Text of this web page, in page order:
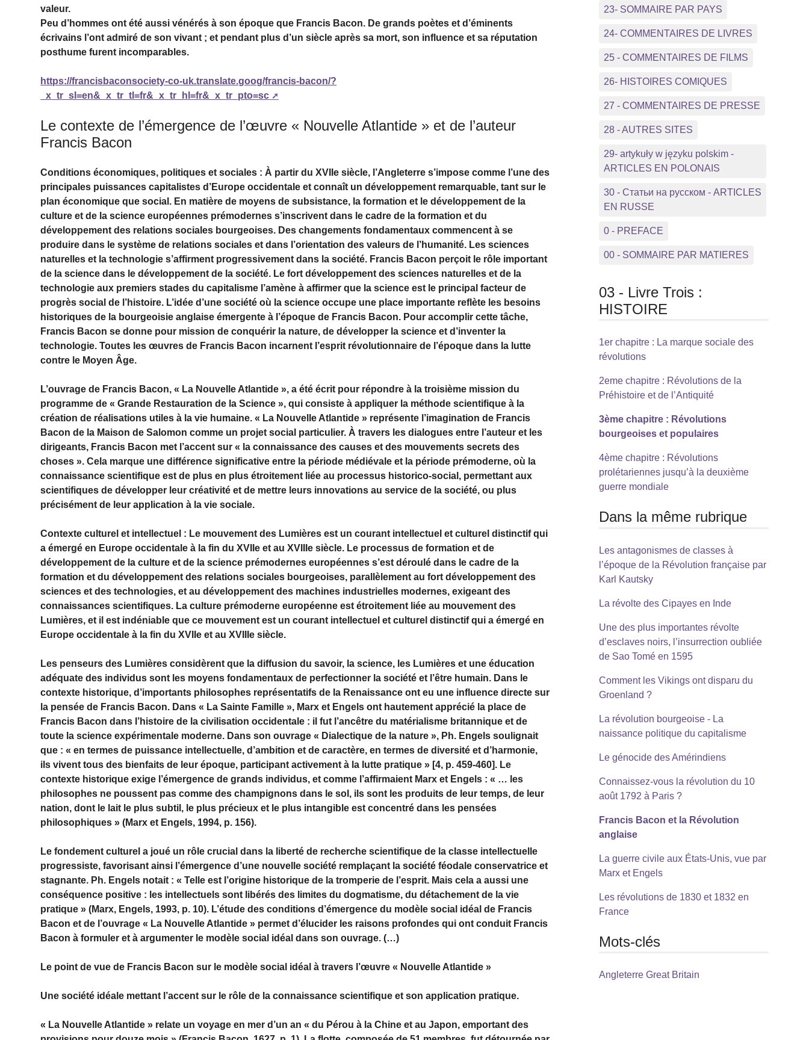
valeur.
Peu d’hommes ont été aussi vénérés à son époque que Francis Bacon. De grands poètes et d’éminents
écrivains l’ont admiré de son vivant ; et pendant plus d’un siècle après sa mort, son influence et sa réputation
posthume furent incomparables.
https://francisbaconsociety-co-uk.translate.goog/francis-bacon/?
_x_tr_sl=en&_x_tr_tl=fr&_x_tr_hl=fr&_x_tr_pto=sc
Le contexte de l’émergence de l’œuvre « Nouvelle Atlantide » et de l’auteur
Francis Bacon
Conditions économiques, politiques et sociales : À partir du XVIIe siècle, l’Angleterre s’impose comme l’une des
principales puissances capitalistes d’Europe occidentale et connaît un développement remarquable, tant sur le
plan économique que social. En matière de moyens de subsistance, la formation et le développement de la
culture et de la science européennes prémodernes s’inscrivent dans le cadre de la formation et du
développement des relations sociales bourgeoises. Des changements fondamentaux commencent à se
produire dans le système de relations sociales et dans l’orientation des valeurs de l’humanité. Les sciences
naturelles et la technologie s’affirment progressivement dans la société. Francis Bacon perçoit le rôle important
de la science dans le développement de la société. Le fort développement des sciences naturelles et de la
technologie aux premiers stades du capitalisme l’amène à affirmer que la science est le principal facteur de
progrès social de l’histoire. L’idée d’une société où la science occupe une place importante reflète les besoins
historiques de la bourgeoisie anglaise émergente à l’époque de Francis Bacon. Pour accomplir cette tâche,
Francis Bacon se donne pour mission de conquérir la nature, de développer la science et d’inventer la
technologie. Toutes les œuvres de Francis Bacon incarnent l’esprit révolutionnaire de l’époque dans la lutte
contre le Moyen Âge.
L’ouvrage de Francis Bacon, « La Nouvelle Atlantide », a été écrit pour répondre à la troisième mission du
programme de « Grande Restauration de la Science », qui consiste à appliquer la méthode scientifique à la
création de réalisations utiles à la vie humaine. « La Nouvelle Atlantide » représente l’imagination de Francis
Bacon de la Maison de Salomon comme un projet social particulier. À travers les dialogues entre l’auteur et les
dirigeants, Francis Bacon met l’accent sur « la connaissance des causes et des mouvements secrets des
choses ». Cela marque une différence significative entre la période médiévale et la période prémoderne, où la
connaissance scientifique est de plus en plus étroitement liée au processus historico-social, permettant aux
scientifiques de développer leur créativité et de mettre leurs innovations au service de la société, ou plus
précisément de leur application à la vie sociale.
Contexte culturel et intellectuel : Le mouvement des Lumières est un courant intellectuel et culturel distinctif qui
a émergé en Europe occidentale à la fin du XVIIe et au XVIIIe siècle. Le processus de formation et de
développement de la culture et de la science prémodernes européennes s’est déroulé dans le cadre de la
formation et du développement des relations sociales bourgeoises, parallèlement au fort développement des
sciences et des technologies, et au développement des machines industrielles modernes, exigeant des
connaissances scientifiques. La culture prémoderne européenne est étroitement liée au mouvement des
Lumières, et il est indéniable que ce mouvement est un courant intellectuel et culturel distinctif qui a émergé en
Europe occidentale à la fin du XVIIe et au XVIIIe siècle.
Les penseurs des Lumières considèrent que la diffusion du savoir, la science, les Lumières et une éducation
adéquate des individus sont les moyens fondamentaux de perfectionner la société et l’être humain. Dans le
contexte historique, d’importants philosophes représentatifs de la Renaissance ont eu une influence directe sur
la pensée de Francis Bacon. Dans « La Sainte Famille », Marx et Engels ont hautement apprécié la place de
Francis Bacon dans l’histoire de la civilisation occidentale : il fut l’ancêtre du matérialisme britannique et de
toute la science expérimentale moderne. Dans son ouvrage « Dialectique de la nature », Ph. Engels soulignait
que : « en termes de puissance intellectuelle, d’ambition et de caractère, en termes de diversité et d’harmonie,
ils vivent tous des bienfaits de leur époque, participant activement à la lutte pratique » [4, p. 459-460]. Le
contexte historique exige l’émergence de grands individus, et comme l’affirmaient Marx et Engels : « … les
philosophes ne poussent pas comme des champignons dans le sol, ils sont les produits de leur temps, de leur
nation, dont le lait le plus subtil, le plus précieux et le plus intangible est concentré dans les pensées
philosophiques » (Marx et Engels, 1994, p. 156).
Le fondement culturel a joué un rôle crucial dans la liberté de recherche scientifique de la classe intellectuelle
progressiste, favorisant ainsi l’émergence d’une nouvelle société remplaçant la société féodale conservatrice et
stagnante. Ph. Engels notait : « Telle est l’origine historique de la tromperie de l’esprit. Mais cela a aussi une
conséquence positive : les intellectuels sont libérés des limites du dogmatisme, du détachement de la vie
pratique » (Marx, Engels, 1993, p. 10). L’étude des conditions d’émergence du modèle social idéal de Francis
Bacon et de l’ouvrage « La Nouvelle Atlantide » permet d’élucider les raisons profondes qui ont conduit Francis
Bacon à formuler et à argumenter le modèle social idéal dans son ouvrage. (…)
Le point de vue de Francis Bacon sur le modèle social idéal à travers l’œuvre « Nouvelle Atlantide »
Une société idéale mettant l’accent sur le rôle de la connaissance scientifique et son application pratique.
« La Nouvelle Atlantide » relate un voyage en mer d’un an « du Pérou à la Chine et au Japon, emportant des
23- SOMMAIRE PAR PAYS
24- COMMENTAIRES DE LIVRES
25 - COMMENTAIRES DE FILMS
26- HISTOIRES COMIQUES
27 - COMMENTAIRES DE PRESSE
28 - AUTRES SITES
29- artykuły w języku polskim -
ARTICLES EN POLONAIS
30 - Статьи на русском - ARTICLES
EN RUSSE
0 - PREFACE
00 - SOMMAIRE PAR MATIERES
03 - Livre Trois :
HISTOIRE
1er chapitre : La marque sociale des
révolutions
2eme chapitre : Révolutions de la
Préhistoire et de l’Antiquité
3ème chapitre : Révolutions
bourgeoises et populaires
4ème chapitre : Révolutions
prolétariennes jusqu’à la deuxième
guerre mondiale
Dans la même rubrique
Les antagonismes de classes à
l’époque de la Révolution française par
Karl Kautsky
La révolte des Cipayes en Inde
Une des plus importantes révolte
d’esclaves noirs, l’insurrection oubliée
de Sao Tomé en 1595
Comment les Vikings ont disparu du
Groenland ?
La révolution bourgeoise - La
naissance politique du capitalisme
Le génocide des Amérindiens
Connaissez-vous la révolution du 10
août 1792 à Paris ?
Francis Bacon et la Révolution
anglaise
La guerre civile aux États-Unis, vue par
Marx et Engels
Les révolutions de 1830 et 1832 en
France
Mots-clés
Angleterre Great Britain